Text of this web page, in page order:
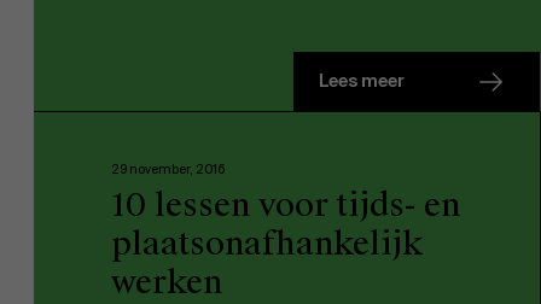
Werken bij AMS
Lees meer
29 november, 2016
10 lessen voor tijds- en
plaatsonafhankelijk
werken